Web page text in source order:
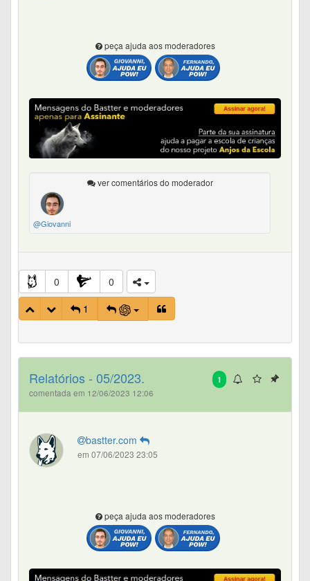
peça ajuda aos moderadores
ver comentários do moderador
@Giovanni
0
0
1
1
Relatórios - 05/2023.
comentada em 12/06/2023 12:06
bastter.com
em 07/06/2023 23:05
peça ajuda aos moderadores